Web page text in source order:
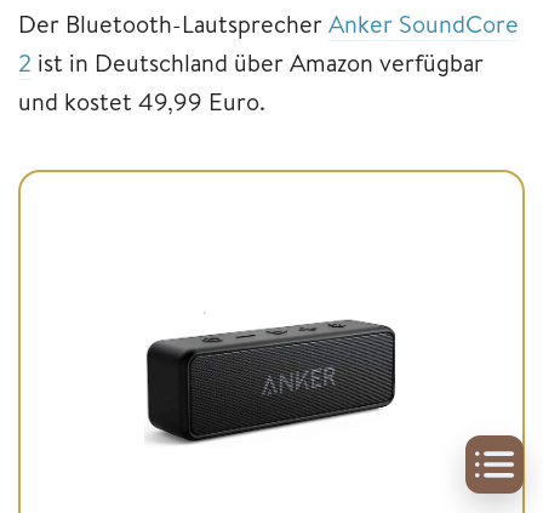
Der Bluetooth-LautsprecherAnker SoundCore
2 ist in Deutschland über Amazon verfügbar
und kostet 49,99 Euro.